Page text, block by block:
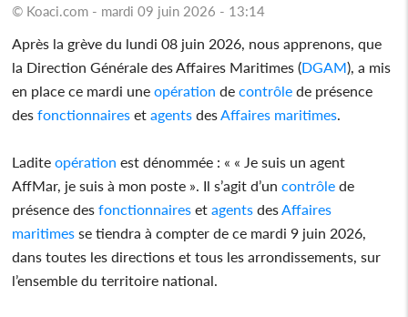
© Koaci.com - mardi 09 juin 2026 - 13:14
Après la grève du lundi 08 juin 2026, nous apprenons, que
la Direction Générale des Affaires Maritimes (DGAM), a mis
en place ce mardi uneopération decontrôle de présence
desfonctionnaires etagents desAffaires maritimes.
Laditeopération est dénommée : « « Je suis un agent
AffMar, je suis à mon poste ». Il s’agit d’uncontrôle de
présence desfonctionnaires etagents desAffaires
maritimes se tiendra à compter de ce mardi 9 juin 2026,
dans toutes les directions et tous les arrondissements, sur
l’ensemble du territoire national.